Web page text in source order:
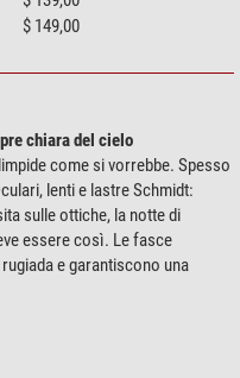
$ 149,00
chiara del cielo
come si vorrebbe. Spesso
lenti e lastre Schmidt:
sulle ottiche, la notte di
essere così. Le fasce
e garantiscono una